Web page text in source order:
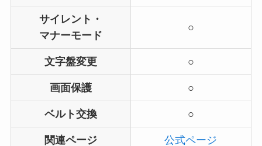
サイレント・
マナーモード
○
文字盤変更 ○
画面保護 ○
ベルト交換 ○
関連ページ 公式ページ